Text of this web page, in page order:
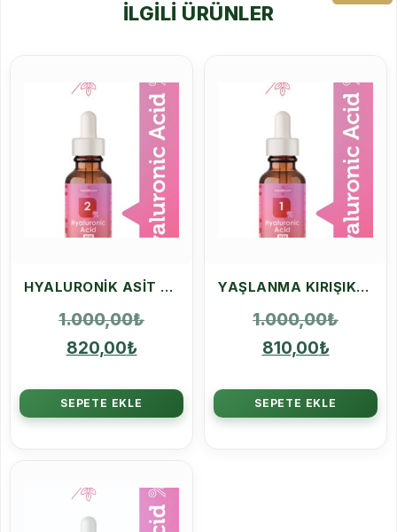
İLGILI ÜRÜNLER
HYALURONIK ASIT %2 SERUM DOLGUNLUK NEM VEREN YÜZ SERUMU
1.000,00₺
820,00₺
SEPETE EKLE
YAŞLANMA KIRIŞIKLIK KARŞITI HYALURONIK ASIT %1
1.000,00₺
810,00₺
SEPETE EKLE